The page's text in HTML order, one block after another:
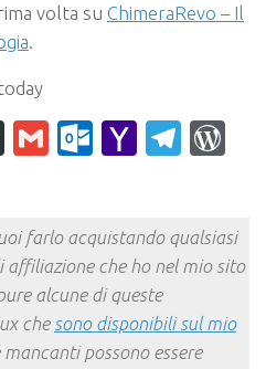
volta su ChimeraRevo – Il
Diaspora
Gmail Yahoo
farlo acquistando qualsiasi
affiliazione che ho nel mio sito
alcune di queste
che sono disponibili sul mio
mancanti possono essere